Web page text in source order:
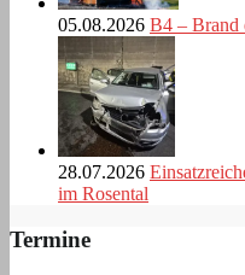
05.08.2026 B4 – Brand
28.07.2026
im Rosental
Termine